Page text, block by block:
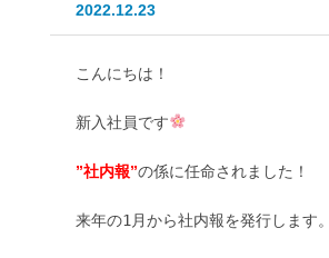
2022.12.23
こんにちは！
新入社員です
”社内報”の係に任命されました！
来年の1月から社内報を発行します。